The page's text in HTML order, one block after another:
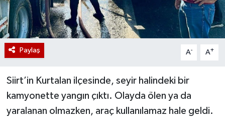
Paylaş A- A+
Siirt’in Kurtalan ilçesinde, seyir halindeki bir
kamyonette yangın çıktı. Olayda ölen ya da
yaralanan olmazken, araç kullanılamaz hale geldi.